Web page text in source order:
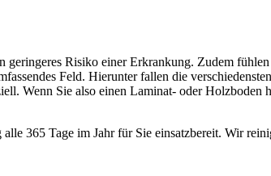
Risiko einer Erkrankung. Zudem
Feld. Hierunter fallen die
Wenn Sie also einen Laminat- oder Holzboden
365 Tage im Jahr für Sie einsatzbereit. Wir